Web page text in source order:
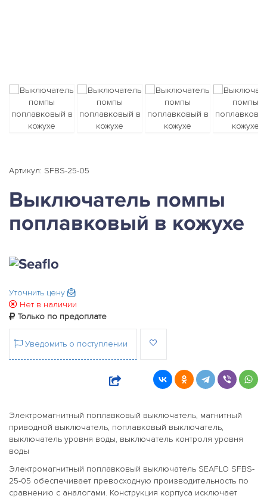
Артикул: SFBS-25-05
Выключатель помпы
поплавковый в кожухе
Уточнить цену
Нет в наличии
Только по предоплате
Уведомить о поступлении
Электромагнитный поплавковый выключатель, магнитный
приводной выключатель, поплавковый выключатель,
выключатель уровня воды, выключатель контроля уровня
воды
Электромагнитный поплавковый выключатель SEAFLO SFBS-
25-05 обеспечивает превосходную производительность по
сравнению с аналогами. Конструкция корпуса исключает